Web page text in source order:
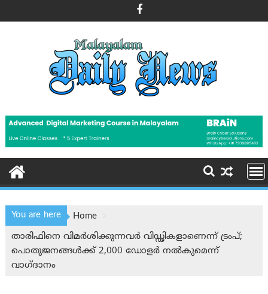
to
You are here
Home
താരിഫിനെ വിമര്‍ശിക്കുന്നവര്‍ വിഡ്ഢികളാണെന്ന് ട്രം‌പ്;
പൊതുജനങ്ങൾക്ക് 2,000 ഡോളർ നല്‍കുമെന്ന്
വാഗ്ദാനം